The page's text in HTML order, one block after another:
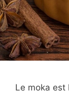
Le moka est